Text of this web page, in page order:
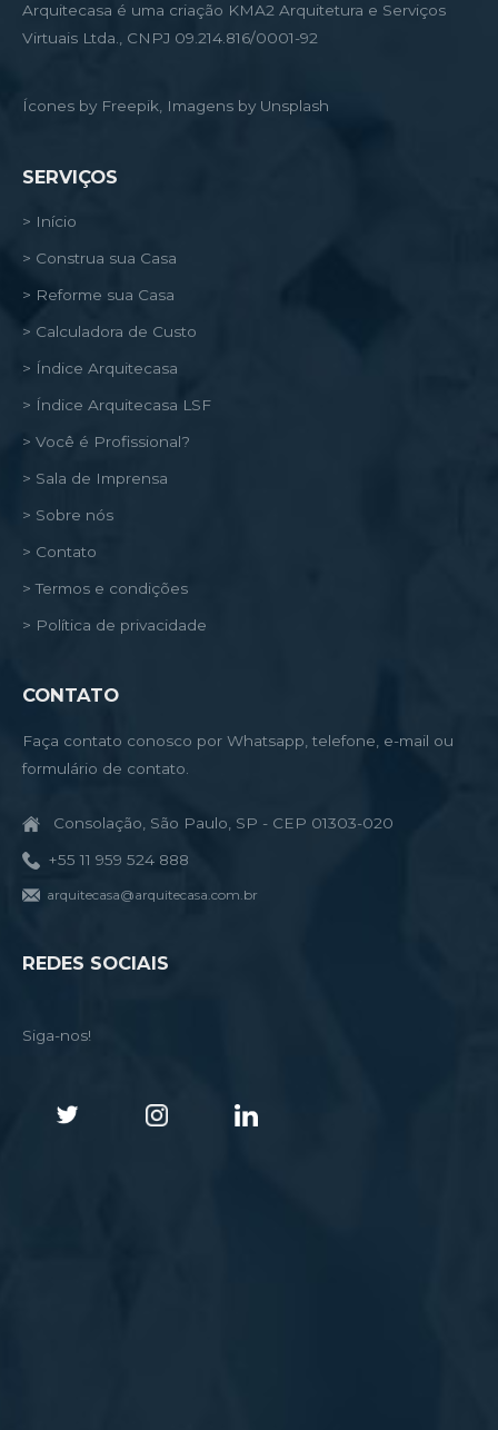
Arquitecasa é uma criação KMA2 Arquitetura e Serviços
Virtuais Ltda., CNPJ 09.214.816/0001-92
Ícones by Freepik, Imagens by Unsplash
SERVIÇOS
> Início
> Construa sua Casa
> Reforme sua Casa
> Calculadora de Custo
> Índice Arquitecasa
> Índice Arquitecasa LSF
> Você é Profissional?
> Sala de Imprensa
> Sobre nós
> Contato
> Termos e condições
> Política de privacidade
CONTATO
Faça contato conosco por Whatsapp, telefone, e-mail ou
formulário de contato.
Consolação, São Paulo, SP - CEP 01303-020
+55 11 959 524 888
arquitecasa@arquitecasa.com.br
REDES SOCIAIS
Siga-nos!